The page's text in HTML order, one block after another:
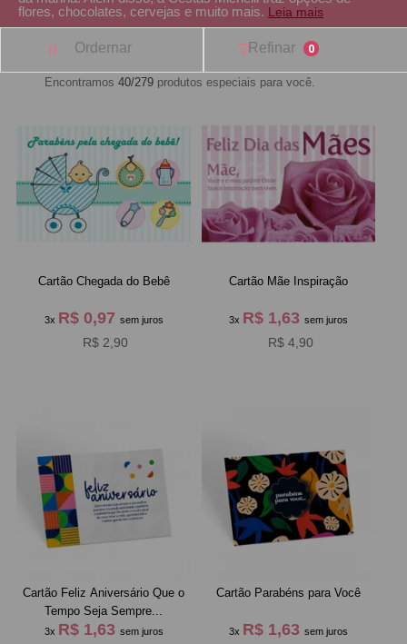
flores, chocolates, cervejas e muito mais. Leia mais
Refinar 0
Ordernar
Encontramos40/279 produtos especiais para você.
Cartão Chegada do Bebê
3x R$ 0,97 sem juros
R$ 2,90
Cartão Mãe Inspiração
3x R$ 1,63sem juros
R$ 4,90
Cartão Feliz Aniversário Que o
Tempo Seja Sempre...
3x R$ 1,63 sem juros
Cartão Parabéns para Você
3x R$ 1,63sem juros